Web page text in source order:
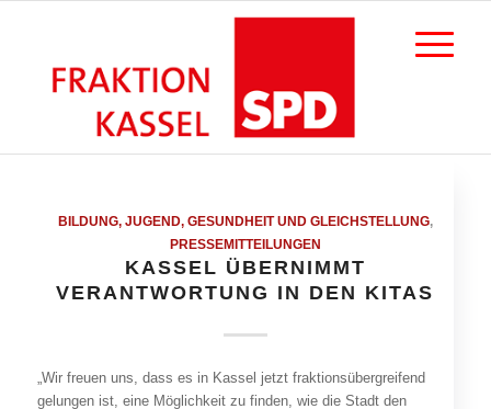
BILDUNG, JUGEND, GESUNDHEIT UND GLEICHSTELLUNG,
PRESSEMITTEILUNGEN
KASSEL ÜBERNIMMT
VERANTWORTUNG IN DEN KITAS
„Wir freuen uns, dass es in Kassel jetzt fraktionsübergreifend
gelungen ist, eine Möglichkeit zu finden, wie die Stadt den